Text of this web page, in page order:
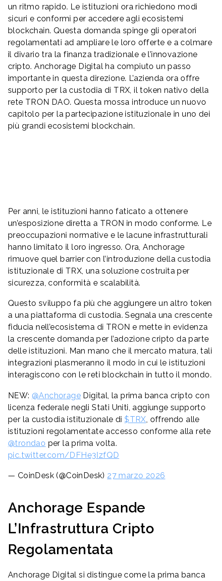
un ritmo rapido. Le istituzioni ora richiedono modi
sicuri e conformi per accedere agli ecosistemi
blockchain. Questa domanda spinge gli operatori
regolamentati ad ampliare le loro offerte e a colmare
il divario tra la finanza tradizionale e l’innovazione
cripto. Anchorage Digital ha compiuto un passo
importante in questa direzione. L’azienda ora offre
supporto per la custodia di TRX, il token nativo della
rete TRON DAO. Questa mossa introduce un nuovo
capitolo per la partecipazione istituzionale in uno dei
più grandi ecosistemi blockchain.
Per anni, le istituzioni hanno faticato a ottenere
un’esposizione diretta a TRON in modo conforme. Le
preoccupazioni normative e le lacune infrastrutturali
hanno limitato il loro ingresso. Ora, Anchorage
rimuove quel barrier con l’introduzione della custodia
istituzionale di TRX, una soluzione costruita per
sicurezza, conformità e scalabilità.
Questo sviluppo fa più che aggiungere un altro token
a una piattaforma di custodia. Segnala una crescente
fiducia nell’ecosistema di TRON e mette in evidenza
la crescente domanda per l’adozione cripto da parte
delle istituzioni. Man mano che il mercato matura, tali
integrazioni plasmeranno il modo in cui le istituzioni
interagiscono con le reti blockchain in tutto il mondo.
NEW: @Anchorage Digital, la prima banca cripto con
licenza federale negli Stati Uniti, aggiunge supporto
per la custodia istituzionale di$TRX , offrendo alle
istituzioni regolamentate accesso conforme alla rete
@trondao per la prima volta.
pic.twitter.com/DFHe3IzfQD
— CoinDesk (@CoinDesk) 27 marzo 2026
Anchorage Espande
L’Infrastruttura Cripto
Regolamentata
Anchorage Digital si distingue come la prima banca